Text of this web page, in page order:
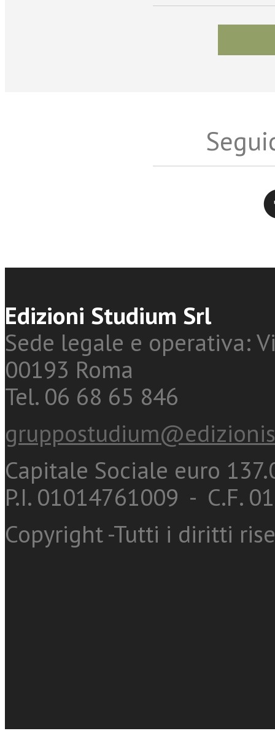
Edizioni Studium Srl
Sede legale e operativa:
00193 Roma
Tel. 06 68 65 846
Capitale Sociale euro
P.I. 01014761009 - C.F.
Copyright -Tutti i diritti